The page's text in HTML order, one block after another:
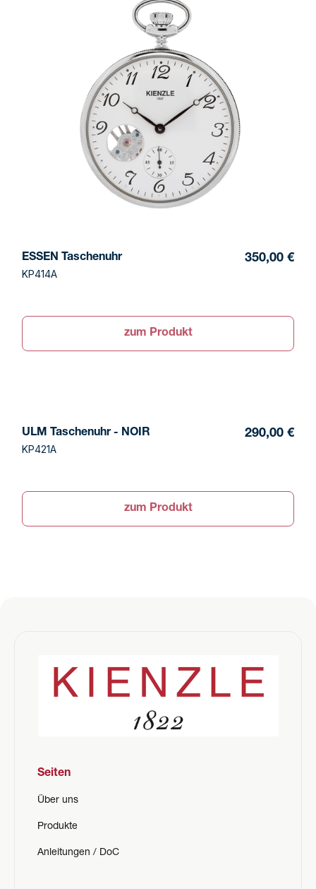
ESSEN Taschenuhr
KP414A
350,00 €
zum Produkt
ULM Taschenuhr - NOIR
KP421A
290,00 €
zum Produkt
Seiten
Über uns
Produkte
Anleitungen / DoC